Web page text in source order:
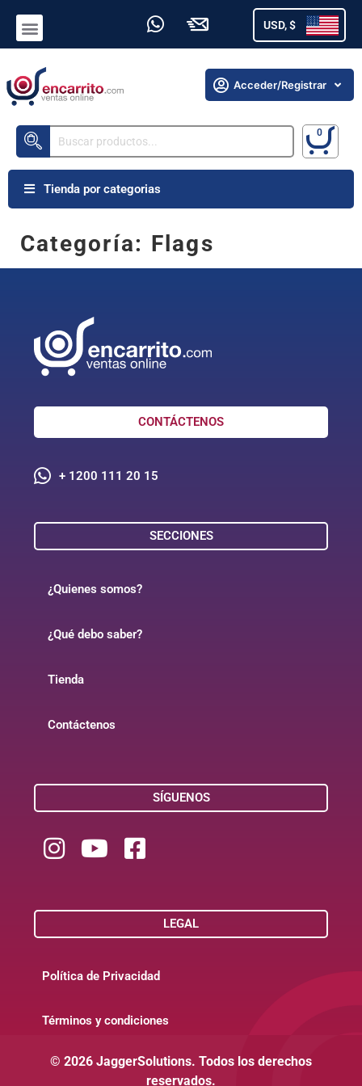
USD, $
Tienda por categorias
Acceder/Registrar
Categoría: Flags
CONTÁCTENOS
+ 1200 111 20 15
SECCIONES
¿Quienes somos?
¿Qué debo saber?
Tienda
Contáctenos
SÍGUENOS
LEGAL
Política de Privacidad
Términos y condiciones
© 2026 JaggerSolutions. Todos los derechos
reservados.